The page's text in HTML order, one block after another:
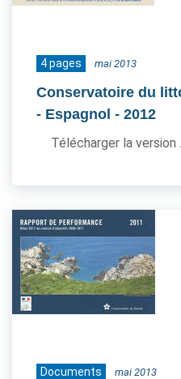
4 pages mai 2013
Conservatoire du
- Espagnol - 2012
Télécharger la version
Documents mai 2013